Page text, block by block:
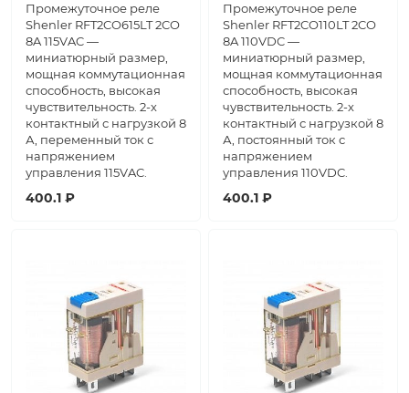
Промежуточное реле
Shenler RFT2CO615LT 2CO
8A 115VAC —
миниатюрный размер,
мощная коммутационная
способность, высокая
чувствительность. 2-х
контактный с нагрузкой 8
А, переменный ток с
напряжением
управления 115VAC.
400.1 ₽
Промежуточное реле
Shenler RFT2CO110LT 2CO
8A 110VDC —
миниатюрный размер,
мощная коммутационная
способность, высокая
чувствительность. 2-х
контактный с нагрузкой 8
А, постоянный ток с
напряжением
управления 110VDC.
400.1 ₽